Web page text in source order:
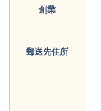
創業
郵送先住所